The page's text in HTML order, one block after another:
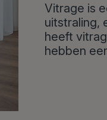
Vitrage is
uitstraling,
heeft
hebben